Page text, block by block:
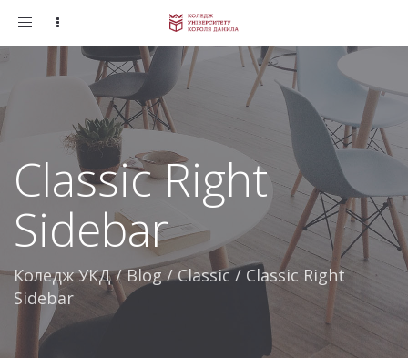
Toggle
Classic Right
Sidebar
Коледж УКД/Blog/Classic/ Classic Right
Sidebar